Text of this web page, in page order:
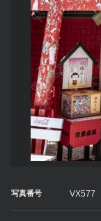
写真番号 VX577